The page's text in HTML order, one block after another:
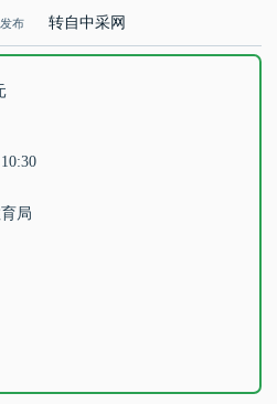
发布 转自中采网
局